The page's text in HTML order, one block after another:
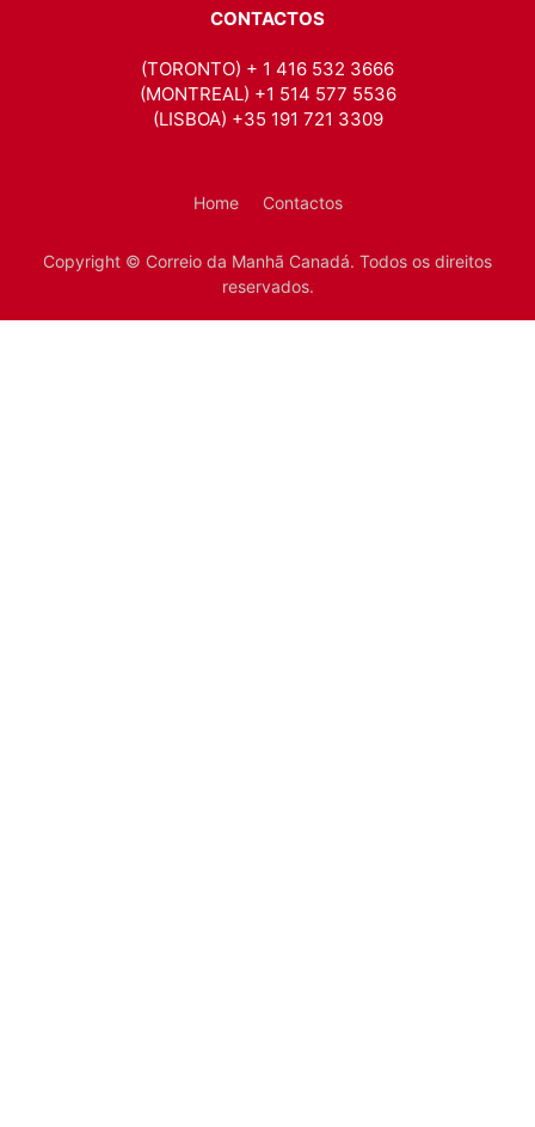
CONTACTOS
(TORONTO) + 1 416 532 3666
(MONTREAL) +1 514 577 5536
(LISBOA) +35 191 721 3309
Home Contactos
Copyright © Correio da Manhã Canadá. Todos os direitos
reservados.